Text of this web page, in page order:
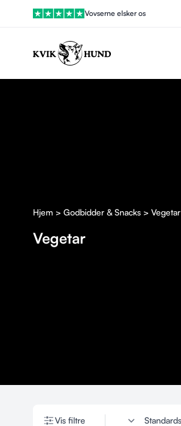
Vovserne elsker os
Vis filtre
Hjem > Godbidder & Snacks > Vegetar
Vegetar
Vis filtre